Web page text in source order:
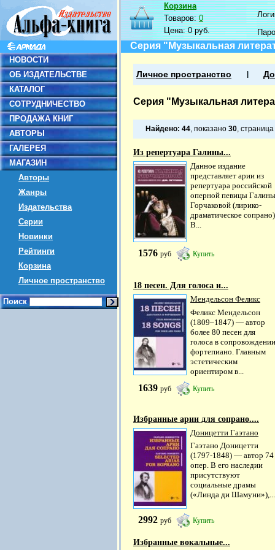
НОВОСТИ
ОБ ИЗДАТЕЛЬСТВЕ
КАТАЛОГ
СОТРУДНИЧЕСТВО
ПРОДАЖА КНИГ
АВТОРЫ
ГАЛЕРЕЯ
МАГАЗИН
Авторы
Жанры
Издательства
Серии
Новинки
Рейтинги
Корзина
Личное пространство
Поиск
Корзина
Товаров:0
Цена:0 руб.
Серия "Музыкальная
Личное пространство
Серия "Музыкальная
Найдено: 44, показано 30, страница
Из репертуара Галины...
Данное издание
представляет арии из
репертуара российской
оперной певицы Галины
Горчаковой (лирико-
драматическое
В...
1576 руб Купить
18 песен. Для голоса и...
Мендельсон Феликс
Феликс Мендельсон
(1809–1847) — автор
более 80 песен для
голоса в сопровождении
фортепиано. Главным
эстетическим
ориентиром в...
1639 руб Купить
Избранные арии для сопрано....
Доницетти Гаэтано
Гаэтано Доницетти
(1797-1848) — автор 74
опер. В его наследии
присутствуют
социальные драмы
(«Линда ди Шамуни»),...
2992 руб Купить
Избранные вокальные...